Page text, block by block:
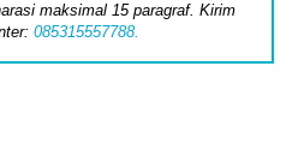
maksimal 15 paragraf. Kirim
085315557788.